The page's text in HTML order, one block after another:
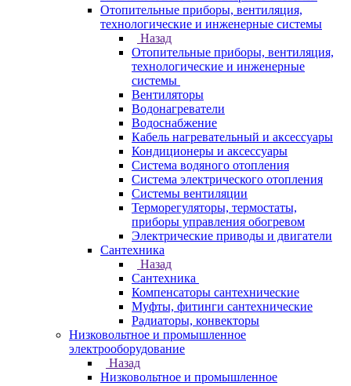
Отопительные приборы, вентиляция,
технологические и инженерные системы
Назад
Отопительные приборы, вентиляция,
технологические и инженерные
системы
Вентиляторы
Водонагреватели
Водоснабжение
Кабель нагревательный и аксессуары
Кондиционеры и аксессуары
Система водяного отопления
Система электрического отопления
Системы вентиляции
Терморегуляторы, термостаты,
приборы управления обогревом
Электрические приводы и двигатели
Сантехника
Назад
Сантехника
Компенсаторы сантехнические
Муфты, фитинги сантехнические
Радиаторы, конвекторы
Низковольтное и промышленное
электрооборудование
Назад
Низковольтное и промышленное